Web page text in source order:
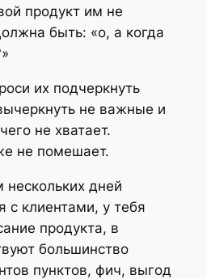
продукт им не
быть: «о, а когда
их подчеркнуть
не важные и
не хватает.
не помешает.
нескольких дней
с клиентами, у тебя
продукта, в
большинство
пунктов, фич, выгод